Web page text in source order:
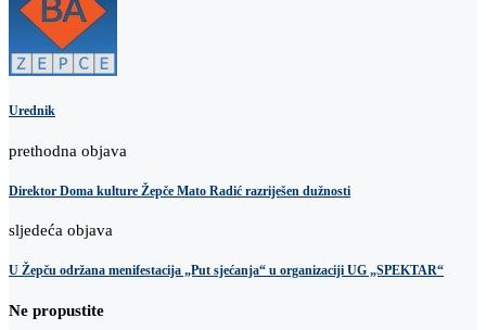
Urednik
prethodna objava
Direktor Doma kulture Žepče Mato Radić razriješen dužnosti
sljedeća objava
U Žepču održana menifestacija „Put sjećanja“ u organizaciji UG „SPEKTAR“
Ne propustite